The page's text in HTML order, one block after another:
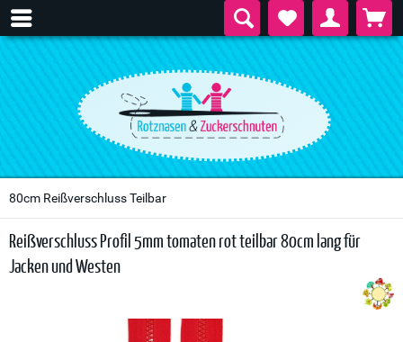
80cm Reißverschluss Teilbar
Reißverschluss Profil 5mm tomaten rot teilbar 80cm lang für
Jacken und Westen